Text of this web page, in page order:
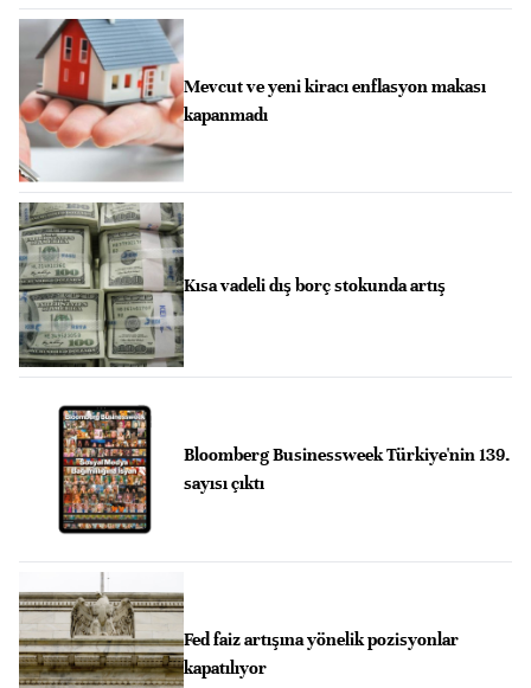
Mevcut ve yeni kiracı enflasyon makası
kapanmadı
Kısa vadeli dış borç stokunda artış
Bloomberg Businessweek Türkiye'nin 139.
sayısı çıktı
Fed faiz artışına yönelik pozisyonlar
kapatılıyor